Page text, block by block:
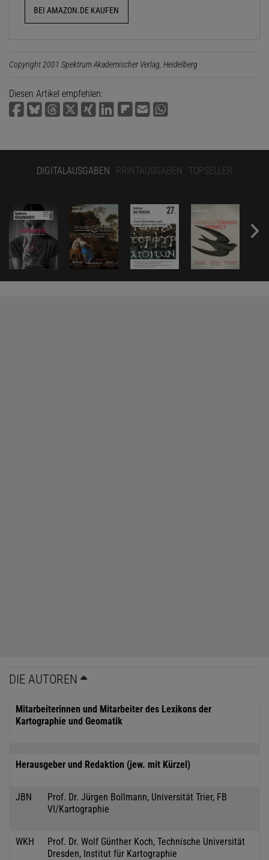
BEI AMAZON.DE KAUFEN
Copyright 2001 Spektrum Akademischer Verlag, Heidelberg
Diesen Artikel empfehlen:
DIGITALAUSGABEN PRINTAUSGABEN TOPSELLER
DIE AUTOREN
Mitarbeiterinnen und Mitarbeiter des Lexikons der
Kartographie und Geomatik
Herausgeber und Redaktion (jew. mit Kürzel)
JBN
Prof. Dr. Jürgen Bollmann, Universität Trier, FB
VI/Kartographie
WKH
Prof. Dr. Wolf Günther Koch, Technische Universität
Dresden, Institut für Kartographie